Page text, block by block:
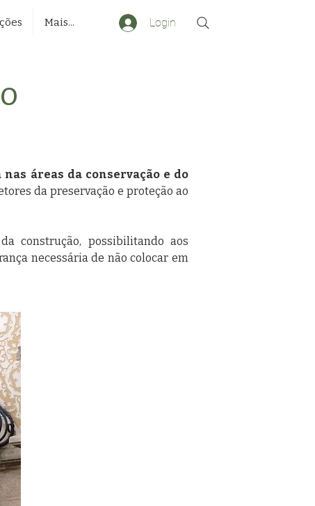
Mais... Login
áreas da conservação e do
da preservação e proteção ao
construção, possibilitando aos
necessária de não colocar em